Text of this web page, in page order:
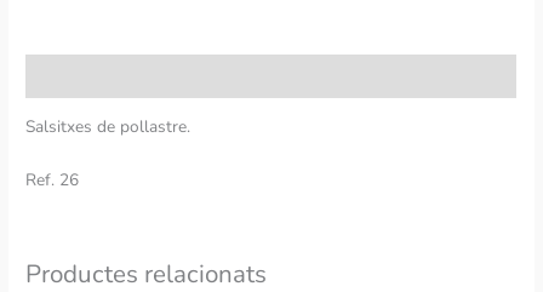
Salsitxes de pollastre.
Ref. 26
Productes relacionats